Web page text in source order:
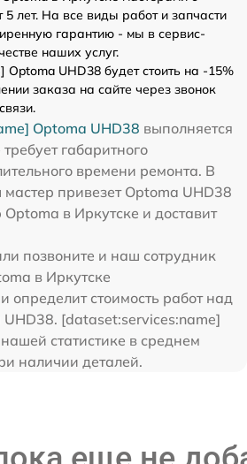
лет. На все виды работ и запчасти
гарантию - мы в сервис-
наших услуг.
Optoma UHD38 будет стоить на -15%
заказа на сайте через звонок
Optoma UHD38 выполняется
габаритного
времени ремонта. В
привезет Optoma UHD38
в Иркутске и доставит
позвоните и наш сотрудник
в Иркутске
определит стоимость работ над
[dataset:services:name]
статистике в среднем
наличии деталей.